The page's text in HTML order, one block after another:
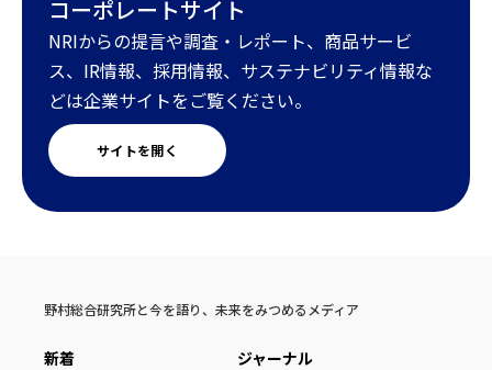
コーポレートサイト
NRIからの提言や調査・レポート、商品サービ
ス、IR情報、採用情報、サステナビリティ情報な
どは企業サイトをご覧ください。
サイトを開く
野村総合研究所と今を語り、未来をみつめるメディア
新着 ジャーナル